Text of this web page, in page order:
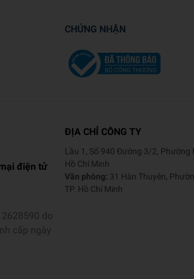
CHỨNG NHẬN
điện tử
do
cấp ngày
ĐỊA CHỈ CÔNG TY
Lầu 1, Số 940 Đường 3/2, Phường
Hồ Chí Minh
Văn phòng: 31 Hàn Thuyên,
TP. Hồ Chí Minh